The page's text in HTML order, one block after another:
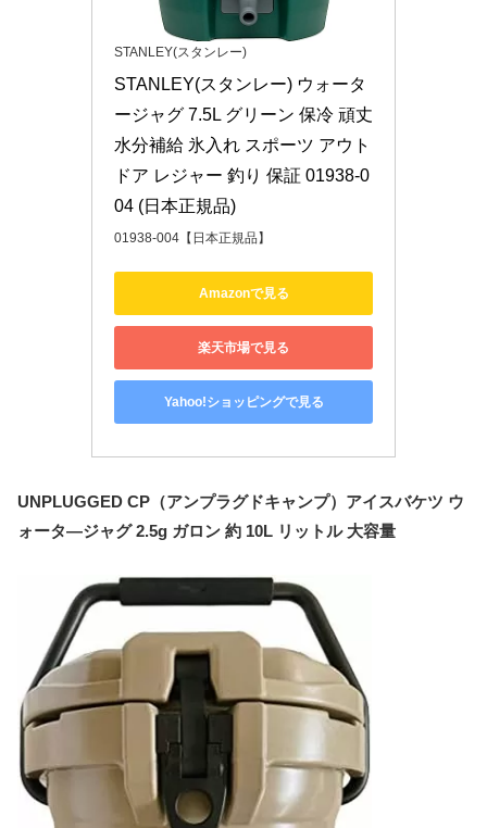
STANLEY(スタンレー)
STANLEY(スタンレー) ウォータ
ージャグ 7.5L グリーン 保冷 頑丈
水分補給 氷入れ スポーツ アウト
ドア レジャー 釣り 保証 01938-0
04 (日本正規品)
01938-004【日本正規品】
Amazonで見る
楽天市場で見る
Yahoo!ショッピングで見る
UNPLUGGED CP（アンプラグドキャンプ）アイスバケツ ウ
ォータ―ジャグ 2.5g ガロン 約 10L リットル 大容量